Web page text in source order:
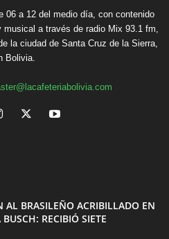
06 a 12 del medio día, con contenido
a través de radio Mix 93.1 fm,
la ciudad de Santa Cruz de la Sierra,
Bolivia.
AL BRASILEÑO ACRIBILLADO EN
RECIBIÓ SIETE